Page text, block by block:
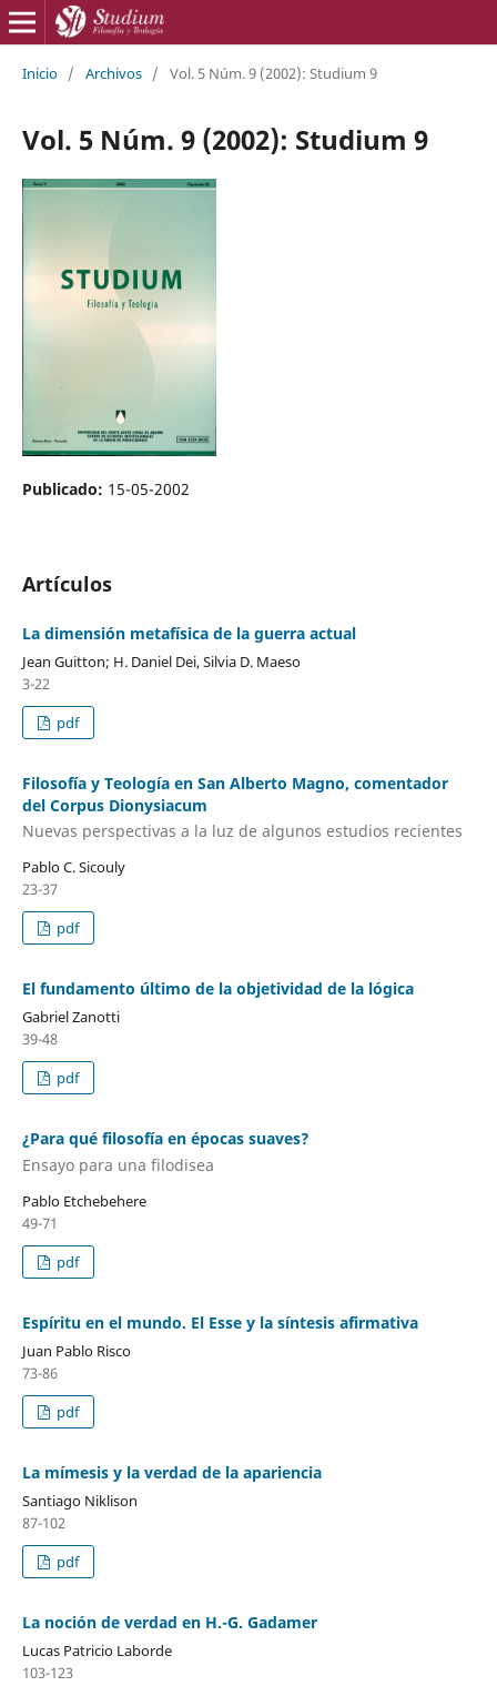
Inicio / Archivos / Vol. 5 Núm. 9 (2002): Studium 9
Vol. 5 Núm. 9 (2002): Studium 9
Publicado: 15-05-2002
Artículos
La dimensión metafísica de la guerra actual
Jean Guitton; H. Daniel Dei, Silvia D. Maeso
3-22
pdf
Filosofía y Teología en San Alberto Magno, comentador
del Corpus Dionysiacum
Nuevas perspectivas a la luz de algunos estudios recientes
Pablo C. Sicouly
23-37
pdf
El fundamento último de la objetividad de la lógica
Gabriel Zanotti
39-48
pdf
¿Para qué filosofía en épocas suaves?
Ensayo para una filodisea
Pablo Etchebehere
49-71
pdf
Espíritu en el mundo. El Esse y la síntesis afirmativa
Juan Pablo Risco
73-86
pdf
La mímesis y la verdad de la apariencia
Santiago Niklison
87-102
pdf
La noción de verdad en H.-G. Gadamer
Lucas Patricio Laborde
103-123